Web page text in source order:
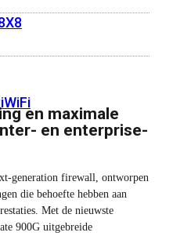
en maximale
en enterprise-
generation firewall, ontworpen
die behoefte hebben aan
Met de nieuwste
900G uitgebreide